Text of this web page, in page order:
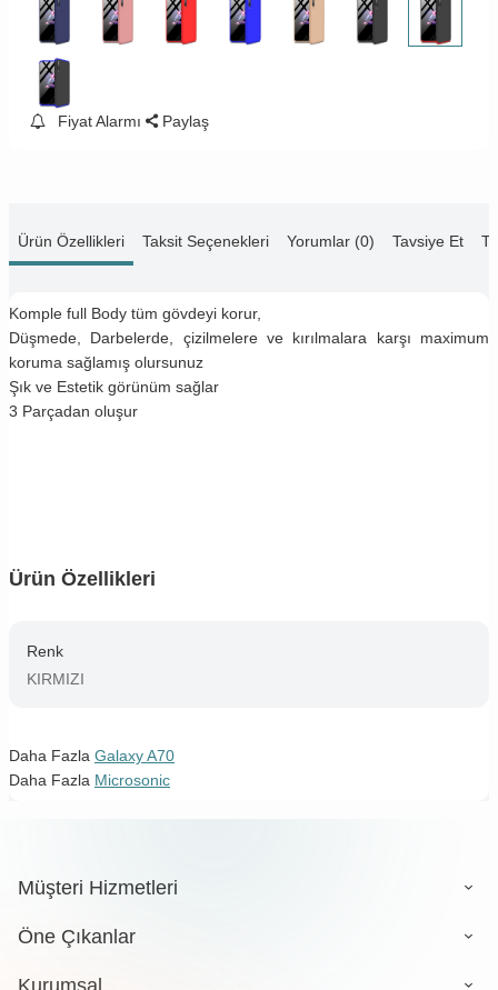
Fiyat Alarmı Paylaş
Ürün Özellikleri Taksit Seçenekleri Yorumlar (0) Tavsiye Et
Komple full Body tüm gövdeyi korur,
Düşmede, Darbelerde, çizilmelere ve kırılmalara karşı maximum
koruma sağlamış olursunuz
Şık ve Estetik görünüm sağlar
3 Parçadan oluşur
Ürün Özellikleri
Renk
KIRMIZI
Daha Fazla Galaxy A70
Daha Fazla Microsonic
Müşteri Hizmetleri
Öne Çıkanlar